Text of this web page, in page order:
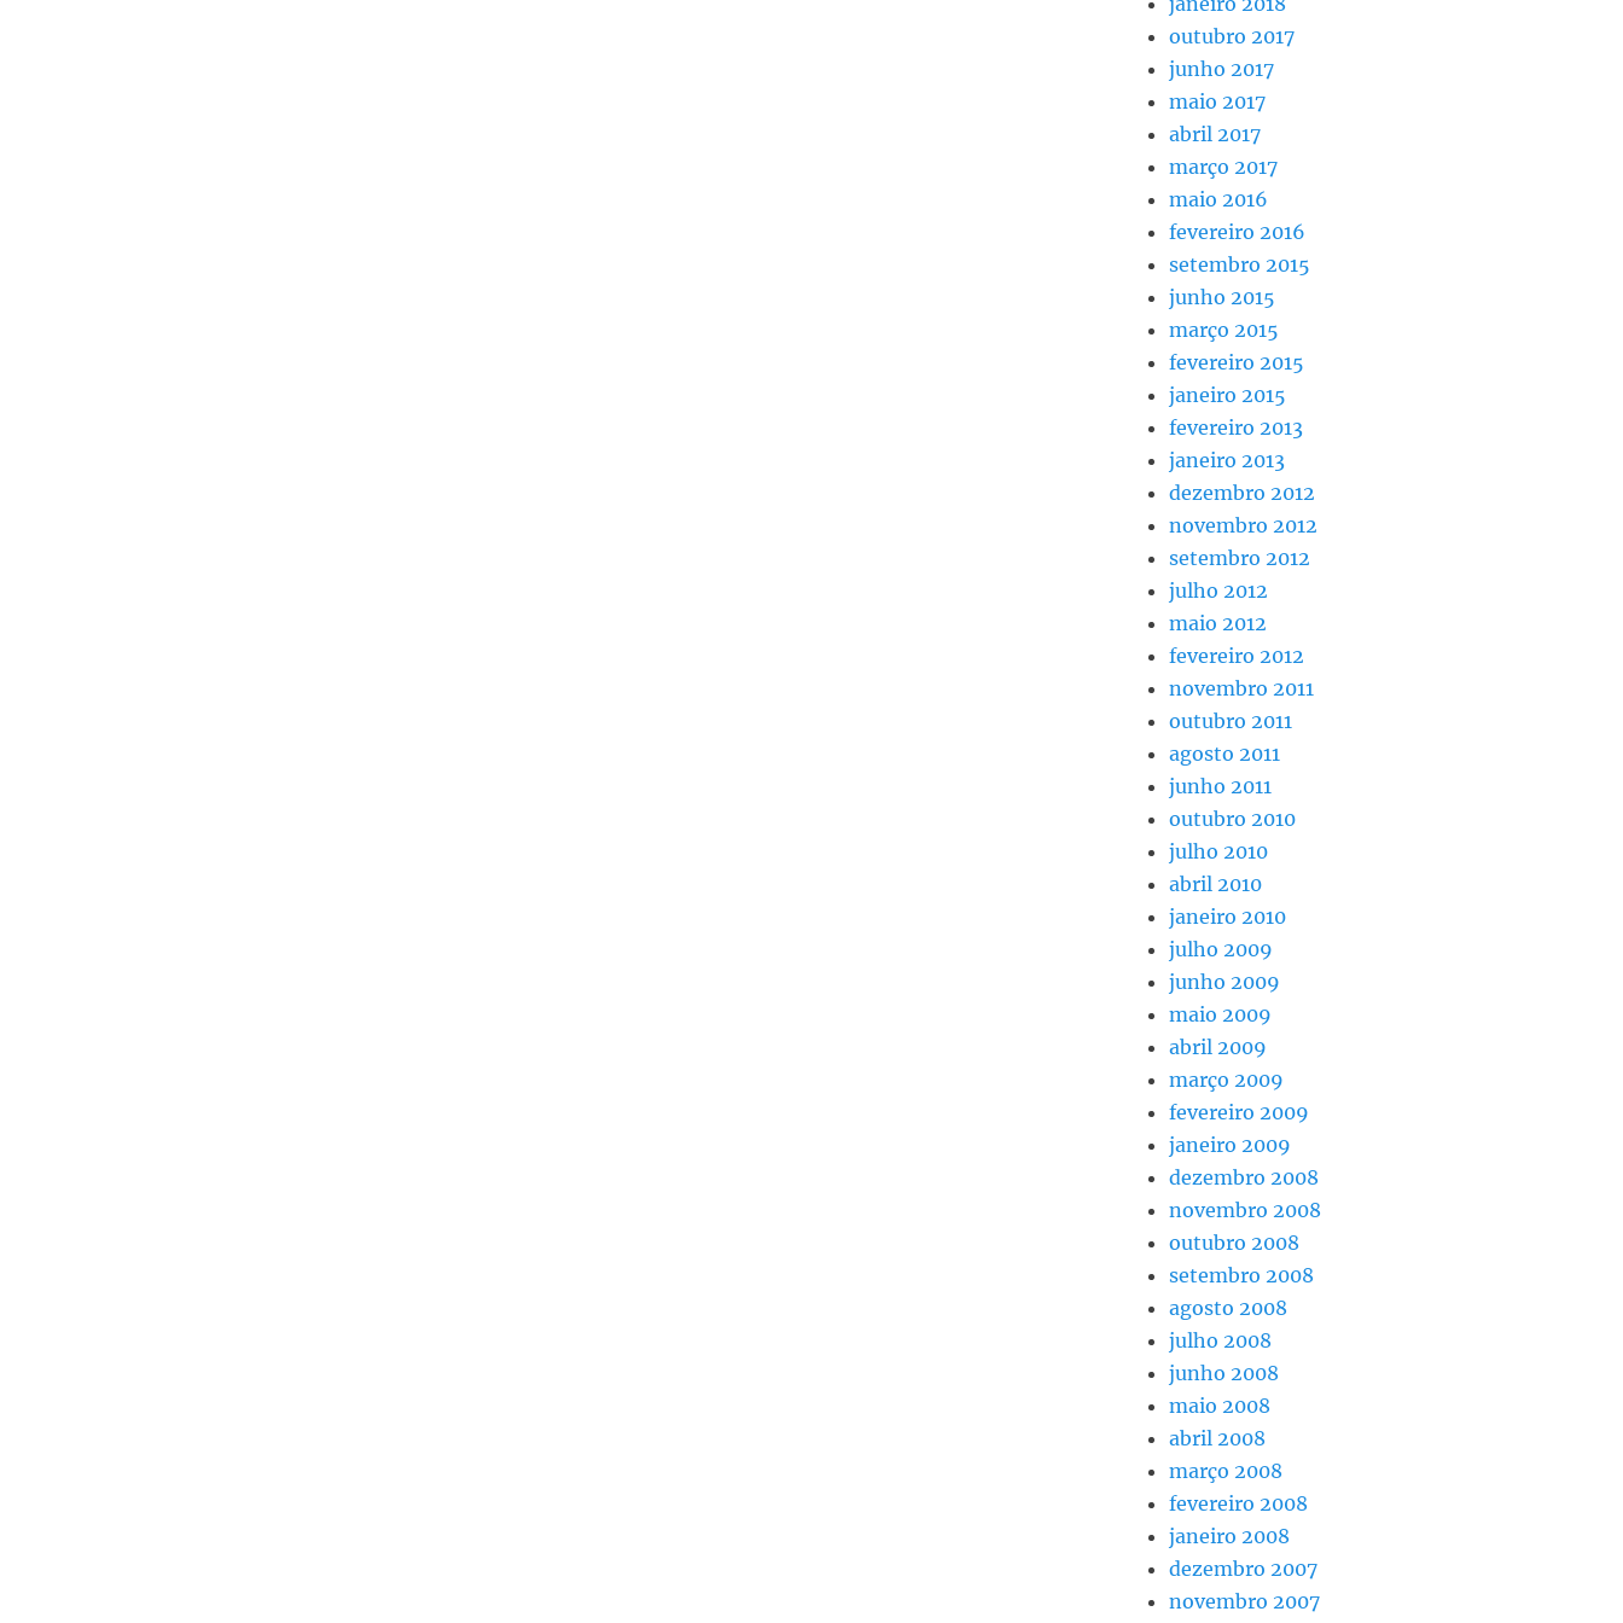
outubro 2017
junho 2017
maio 2017
abril 2017
março 2017
maio 2016
fevereiro 2016
setembro 2015
junho 2015
março 2015
fevereiro 2015
janeiro 2015
fevereiro 2013
janeiro 2013
dezembro 2012
novembro 2012
setembro 2012
julho 2012
maio 2012
fevereiro 2012
novembro 2011
outubro 2011
agosto 2011
junho 2011
outubro 2010
julho 2010
abril 2010
janeiro 2010
julho 2009
junho 2009
maio 2009
abril 2009
março 2009
fevereiro 2009
janeiro 2009
dezembro 2008
novembro 2008
outubro 2008
setembro 2008
agosto 2008
julho 2008
junho 2008
maio 2008
abril 2008
março 2008
fevereiro 2008
janeiro 2008
dezembro 2007
novembro 2007